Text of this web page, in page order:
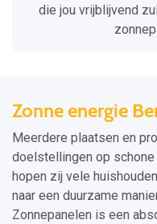
die jou vrijblijvend
Zonne energie
Meerdere plaatsen en
doelstellingen op
hopen zij vele
naar een duurzame
Zonnepanelen is een